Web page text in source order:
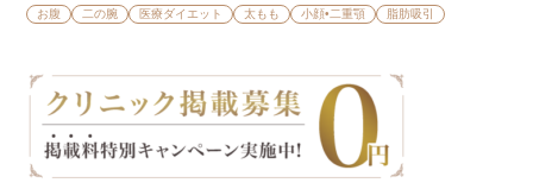
お腹 二の腕 医療ダイエット 太もも 小顔•二重顎 脂肪吸引